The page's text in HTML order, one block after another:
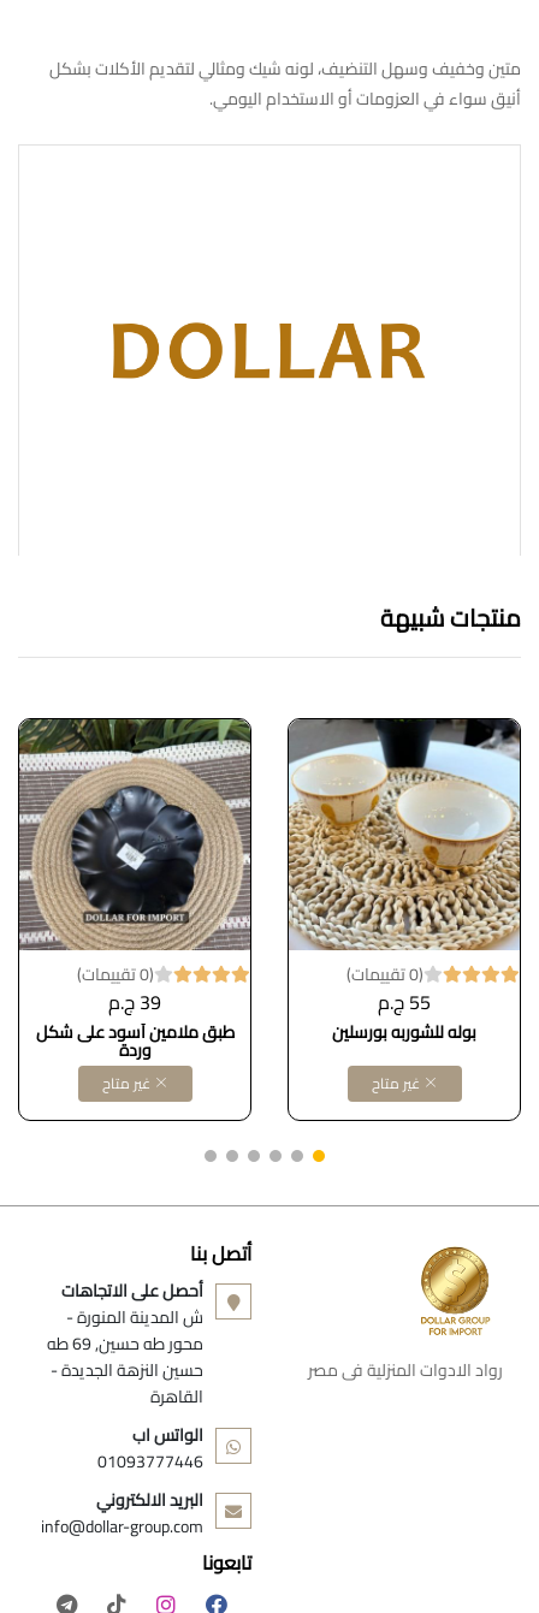
متين وخفيف وسهل التنضيف، لونه شيك ومثالي لتقديم الأكلات بشكل
أنيق سواء في العزومات أو الاستخدام اليومي.
منتجات شبيهة
(0 تقييمات)
55 ج.م
بوله للشوربه بورسلين
غير متاح
(0 تقييمات)
39 ج.م
طبق ملامين أسود على شكل
وردة
غير متاح
رواد الادوات المنزلية فى مصر
أتصل بنا
أحصل على الاتجاهات
ش المدينة المنورة -
محور طه حسين, 69 طه
حسين النزهة الجديدة -
القاهرة
الواتس اب
01093777446
البريد الالكتروني
info@dollar-group.com
تابعونا